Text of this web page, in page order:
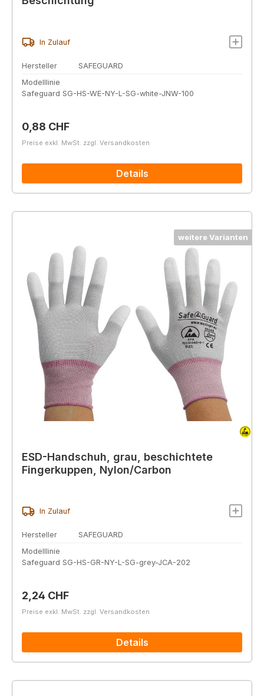
In Zulauf
Hersteller
SAFEGUARD
Modelllinie
Safeguard SG-HS-WE-NY-L-SG-white-JNW-100
Regulärer Preis:
0,88 CHF
Preise exkl. MwSt. zzgl. Versandkosten
Details
weitere Varianten
ESD-Handschuh, grau, beschichtete
Fingerkuppen, Nylon/Carbon
In Zulauf
Hersteller
SAFEGUARD
Modelllinie
Safeguard SG-HS-GR-NY-L-SG-grey-JCA-202
Regulärer Preis:
2,24 CHF
Preise exkl. MwSt. zzgl. Versandkosten
Details